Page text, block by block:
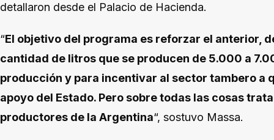
detallaron desde el Palacio de Hacienda.
“El objetivo del programa es reforzar el anterior,
cantidad de litros que se producen de 5.000 a
producción y para incentivar al sector tambero a
apoyo del Estado. Pero sobre todas las cosas
productores de la Argentina“, sostuvo Massa.